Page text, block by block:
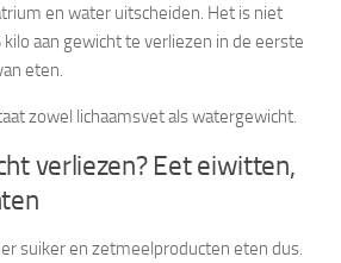
en water uitscheiden. Het is niet
aan gewicht te verliezen in de eerste
eten.
zowel lichaamsvet als watergewicht.
verliezen? Eet eiwitten,
suiker en zetmeelproducten eten dus.